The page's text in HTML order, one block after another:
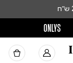
ONLYS